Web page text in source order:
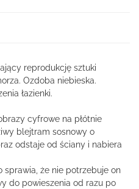
reprodukcję sztuki
Ozdoba niebieska.
łazienki.
cyfrowe na płótnie
blejtram sosnowy o
odstaje od ściany i nabiera
sprawia, że nie potrzebuje on
do powieszenia od razu po